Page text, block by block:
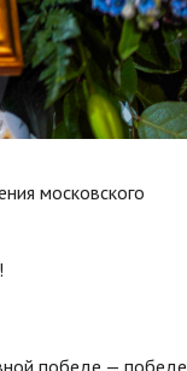
московского